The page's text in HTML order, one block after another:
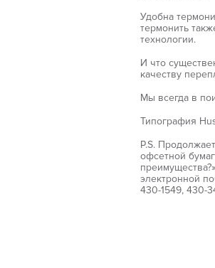
Удобна
термонить
технологии.
И что
качеству
Мы всегда в
Типография
P.S.
офсетной
электронной
430-1549, 430-